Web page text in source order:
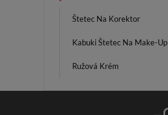
Štetec Na Korektor
Kabuki Štetec Na Make-Up
Ružová Krém